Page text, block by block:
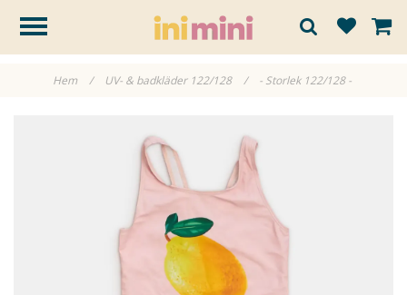
Hem / UV- & badkläder 122/128 / - Storlek 122/128 -